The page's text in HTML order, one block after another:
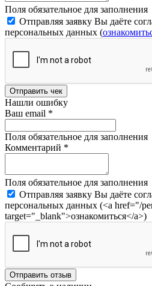
Поля обязательное для заполнения
Отправляя заявку Вы даёте
персональных данных (
Отправить чек
Нашли ошибку
Ваш email *
Поля обязательное для заполнения
Комментарий *
Поля обязательное для заполнения
Отправляя заявку Вы даёте
персональных данных (<a href="/
target="_blank">ознакомиться</a>)
Отправить отзыв